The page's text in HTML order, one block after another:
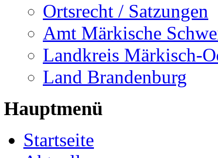
Ortsrecht / Satzungen
Amt Märkische
Landkreis Märkisch-
Land Brandenburg
Hauptmenü
Startseite